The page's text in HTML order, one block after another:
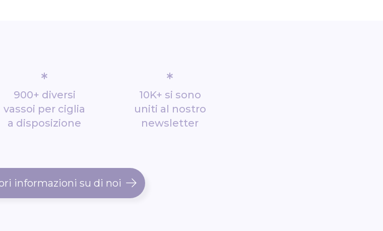
*
900+ diversi
vassoi per ciglia
a disposizione
*
10K+ si sono
uniti al nostro
newsletter
informazioni su di noi